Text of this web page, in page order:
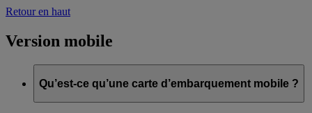
Retour en haut
Version mobile
Qu’est-ce qu’une carte d’embarquement mobile ?